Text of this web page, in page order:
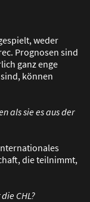
weder
Prognosen sind
ganz enge
können
als sie es aus der
die teilnimmt,
CHL?